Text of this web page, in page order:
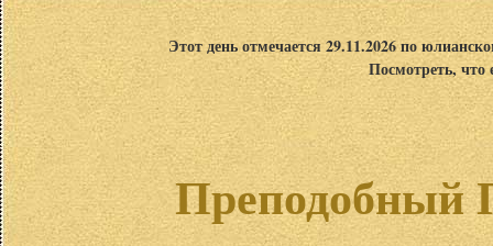
Этот день отмечается 29.11.2026 по
Посмотреть,
Преподобный